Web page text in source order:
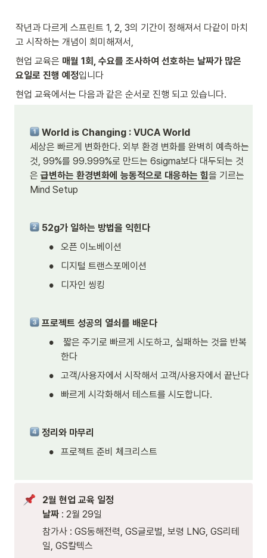
작년과 다르게 스프린트 1, 2, 3의 기간이 정해져서 다같이 마치
고 시작하는 개념이 희미해져서,
현업 교육은 매월 1회, 수요를 조사하여 선호하는 날짜가 많은
요일로 진행 예정입니다
현업 교육에서는 다음과 같은 순서로 진행 되고 있습니다.
World is Changing : VUCA World
세상은 빠르게 변화한다. 외부 환경 변화를 완벽히 예측하는
것, 99%를 99.999%로 만드는 6sigma보다 대두되는 것
은 급변하는 환경변화에 능동적으로 대응하는 힘을 기르는
Mind Setup
52g가 일하는 방법을 익힌다
• 오픈 이노베이션
• 디지털 트랜스포메이션
• 디자인 씽킹
프로젝트 성공의 열쇠를 배운다
•
한다
• 고객/사용자에서 시작해서 고객/사용자에서 끝난다
• 빠르게 시각화해서 테스트를 시도합니다.
정리와 마무리
• 프로젝트 준비 체크리스트
2월 현업 교육 일정
날짜 : 2월 29일
참가사 : GS동해전력, GS글로벌, 보령 LNG, GS리테
일, GS칼텍스